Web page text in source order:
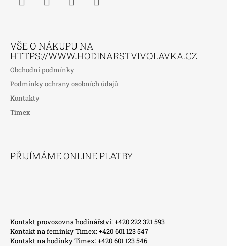
VŠE O NÁKUPU NA
HTTPS://WWW.HODINARSTVIVOLAVKA.CZ
Obchodní podmínky
Podmínky ochrany osobních údajů
Kontakty
Timex
PŘIJÍMÁME ONLINE PLATBY
Kontakt provozovna hodinářství: +420 222 321 593
Kontakt na řemínky Timex: +420 601 123 547
Kontakt na hodinky Timex: +420 601 123 546